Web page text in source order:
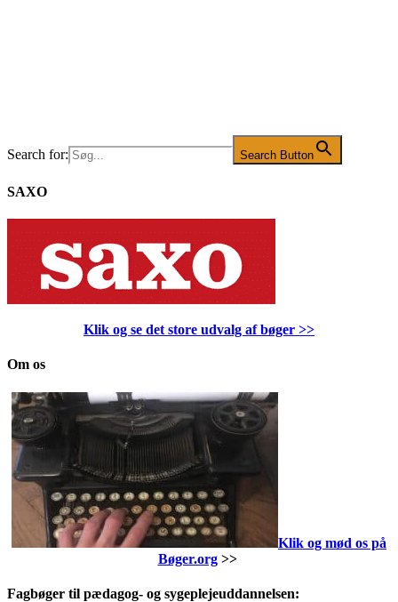
Search for: Search Button
SAXO
Klik og se det store udvalg af bøger >>
Om os
Klik og mød os på
Bøger.org>>
Fagbøger til pædagog- og sygeplejeuddannelsen: